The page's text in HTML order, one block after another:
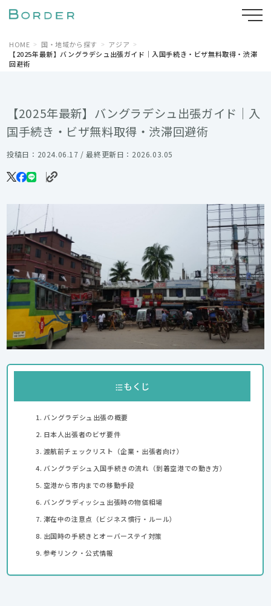
HOME 国・地域から探す
アジア
【2025年最新】バングラデシュ出張ガイド｜入国手続き・ビザ無料取得・渋滞
回避術
【2025年最新】バングラデシュ出張ガイド｜入
国手続き・ビザ無料取得・渋滞回避術
投稿日：2024.06.17 / 最終更新日：2026.03.05
もくじ
バングラデシュ出張の概要
日本人出張者のビザ要件
渡航前チェックリスト（企業・出張者向け）
バングラデシュ入国手続きの流れ（到着空港での動き方）
空港から市内までの移動手段
バングラディッシュ出張時の物価相場
滞在中の注意点（ビジネス慣行・ルール）
出国時の手続きとオーバーステイ対策
参考リンク・公式情報